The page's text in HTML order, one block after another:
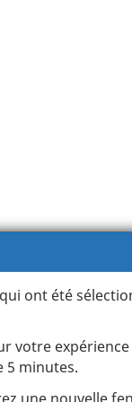
ont été
votre
5 minutes.